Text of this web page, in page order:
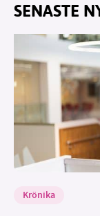
SENASTE
Krönika